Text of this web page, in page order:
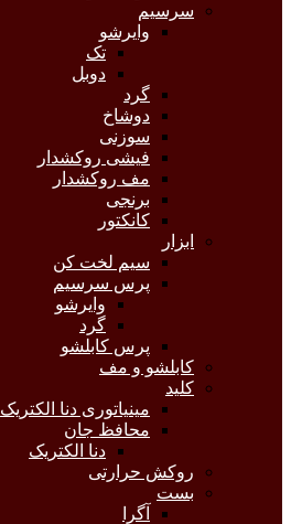
سرسیم
وایرشو
تک
دوبل
گرد
دوشاخ
سوزنی
فیشی روکشدار
مف روکشدار
برنجی
کانکتور
ابزار
سیم لخت کن
پرس سرسیم
وایرشو
گرد
پرس کابلشو
کابلشو و مف
کلید
مینیاتوری دنا الکتریک
محافظ جان
دنا الکتریک
روکش حرارتی
بست
آگرا